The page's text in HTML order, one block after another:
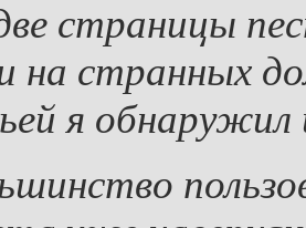
страницы
на странных
я обнаружил